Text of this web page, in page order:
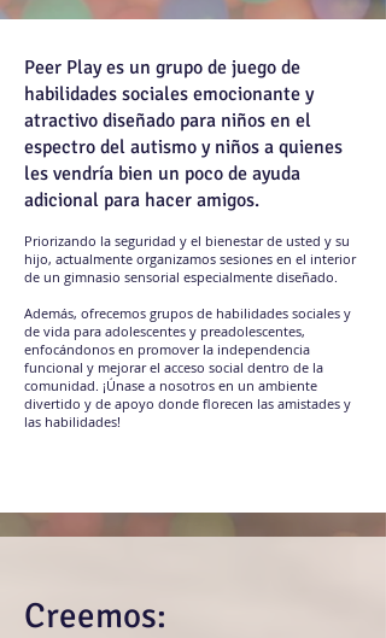
Peer Play es un grupo de juego de
habilidades sociales emocionante y
atractivo diseñado para niños en el
espectro del autismo y niños a quienes
les vendría bien un poco de ayuda
adicional para hacer amigos.
Priorizando la seguridad y el bienestar de usted y su
hijo, actualmente organizamos sesiones en el interior
de un gimnasio sensorial especialmente diseñado.
Además, ofrecemos grupos de habilidades sociales y
de vida para adolescentes y preadolescentes,
enfocándonos en promover la independencia
funcional y mejorar el acceso social dentro de la
comunidad. ¡Únase a nosotros en un ambiente
divertido y de apoyo donde florecen las amistades y
las habilidades!
Creemos:​